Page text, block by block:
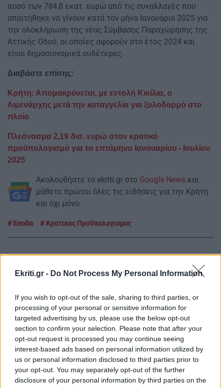
Ekriti.gr - Do Not Process My Personal Information
If you wish to opt-out of the sale, sharing to third parties, or
processing of your personal or sensitive information for
targeted advertising by us, please use the below opt-out
section to confirm your selection. Please note that after your
opt-out request is processed you may continue seeing
interest-based ads based on personal information utilized by
us or personal information disclosed to third parties prior to
your opt-out. You may separately opt-out of the further
disclosure of your personal information by third parties on the
ποσό των 784,8 εκατ. ευρώ από τις συναλλαγές που
απαιτήθηκε να γίνουν κατά τον μήνα Ιανουάριο 2025 για
την ολοκλήρωση της νέας Σύμβασης Παραχώρησης της
Αττικής Οδού, οι οποίες αφορούν στο έτος 2024 και
είναι δημοσιονομικά ουδέτερες.
Διαβάστε επίσης:
Κρήτη: Απομακρύνεται, με εντολή Κικίλια, ο
Λιμενάρχης μετά την καταγγελία για ξυλοδαρμό στο
πλοίο
Πλεόνασμα 2,19 δισ. ευρώ στον κρατικό
προϋπολογισμό για το επτάμηνο Ιανουαρίου - Ιουλίου
2025
Ακολουθήστε το ekriti.gr στο Google News και
μάθετε πρώτοι όλες τις ειδήσεις για την Κρήτη
και όχι μόνο.
Έσοδα Κρατικος Προϋπολογισμος
08:50
ΕΛΛΑΔΑ
Ειδικό Χωροταξικό για τον Τουρισμό: Οι νέοι
κανόνες για επενδύσεις, νησιά και
προορισμούς υπό πίεση
08:38
ΟΙΚΟΝΟΜΙΑ